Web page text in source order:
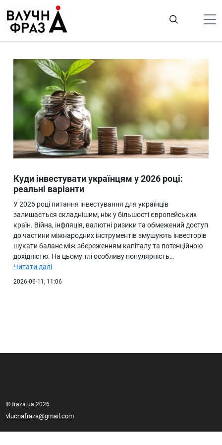
содержимому
Гроші
Життя
Лайфстайл
ТехноНаука
Людина
Ukraine
Про нас
Куди інвестувати українцям у 2026 році:
реальні варіанти
У 2026 році питання інвестування для українців
залишається складнішим, ніж у більшості європейських
країн. Війна, інфляція, валютні ризики та обмежений доступ
до частини міжнародних інструментів змушують інвесторів
шукати баланс між збереженням капіталу та потенційною
дохідністю. На цьому тлі особливу популярність…
Читати далі
2026-06-11, 11:06
© fraza.ua 2026
vlucnafraza@gmail.com